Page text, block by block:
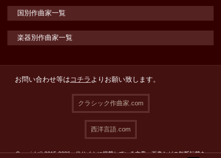
国別作曲家一覧
楽器別作曲家一覧
お問い合わせ等はコチラよりお願い致します。
クラシック作曲家.com
西洋言語.com
Copyright© 2015-2026 当サイトに掲載している文章・画像などの無断転載を